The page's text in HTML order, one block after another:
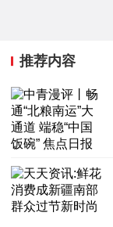
推荐内容